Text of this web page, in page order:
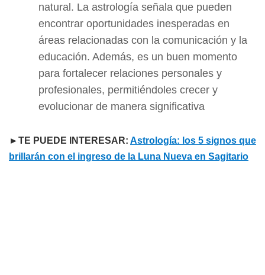
natural. La astrología señala que pueden
encontrar oportunidades inesperadas en
áreas relacionadas con la comunicación y la
educación. Además, es un buen momento
para fortalecer relaciones personales y
profesionales, permitiéndoles crecer y
evolucionar de manera significativa
►TE PUEDE INTERESAR: Astrología: los 5 signos que
brillarán con el ingreso de la Luna Nueva en Sagitario